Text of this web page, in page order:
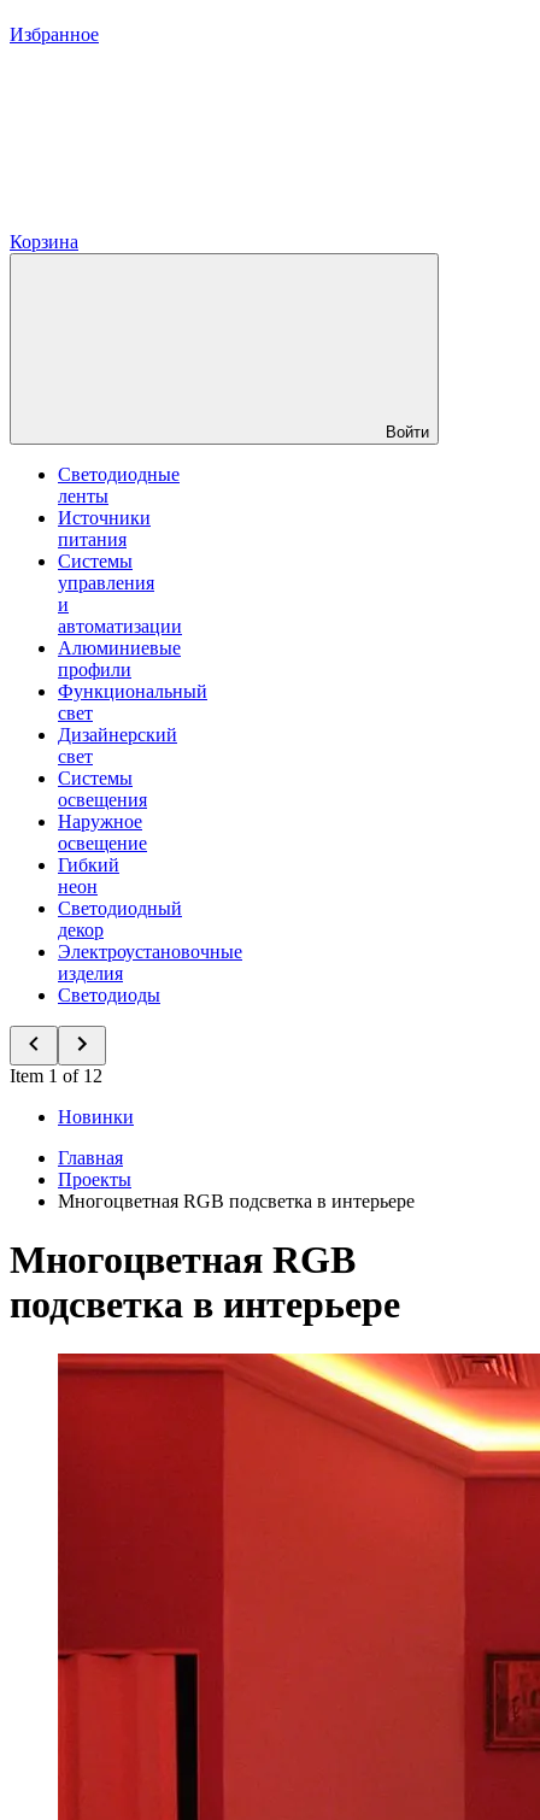
Избранное
Корзина
Войти
Светодиодные
ленты
Источники
питания
Системы
управления
и
автоматизации
Алюминиевые
профили
Функциональный
свет
Дизайнерский
свет
Системы
освещения
Наружное
освещение
Гибкий
неон
Светодиодный
декор
Электроустановочные
изделия
Светодиоды
Item 1 of 12
Новинки
Главная
Проекты
Многоцветная RGB подсветка в интерьере
Многоцветная RGB
подсветка в интерьере